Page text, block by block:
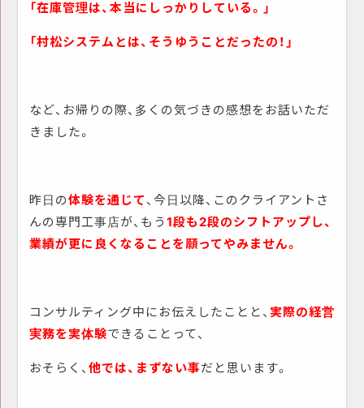
「在庫管理は、本当にしっかりしている。」
「村松システムとは、そうゆうことだったの！」
など、お帰りの際、多くの気づきの感想をお話いただ
きました。
昨日の体験を通じて、今日以降、このクライアントさ
んの専門工事店が、もう1段も2段のシフトアップし、
業績が更に良くなることを願ってやみません。
コンサルティング中にお伝えしたことと、 実際の経営
実務を実体験できることって、
おそらく、他では、まずない事だと思います。